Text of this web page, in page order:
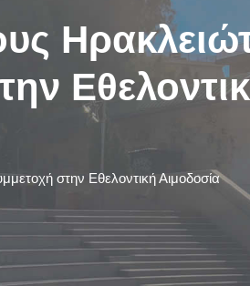
στην Εθελοντική Αιμοδοσία